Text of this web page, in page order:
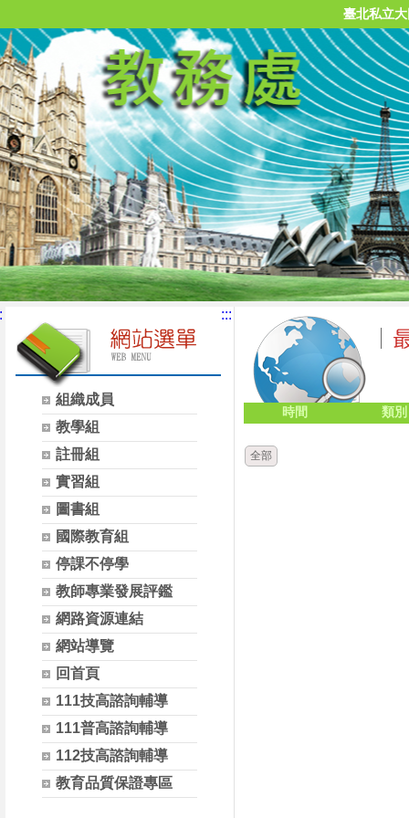
臺北私立
組織成員
教學組
註冊組
實習組
圖書組
國際教育組
停課不停學
教師專業發展評鑑
網路資源連結
網站導覽
回首頁
111技高諮詢輔導
111普高諮詢輔導
112技高諮詢輔導
教育品質保證專區
:::
時間 類別
全部